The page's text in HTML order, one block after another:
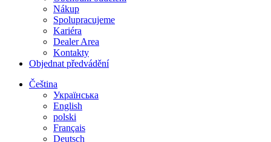
Nákup
Spolupracujeme
Kariéra
Dealer Area
Kontakty
Objednat předvádění
Čeština
Українська
English
polski
Français
Deutsch